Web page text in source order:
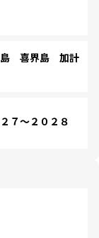
喜界島 加計
～２０２８